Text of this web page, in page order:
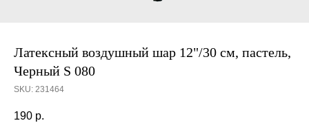
Латексный воздушный шар 12"/30 см, пастель,
Черный S 080
SKU: 231464
190 р.